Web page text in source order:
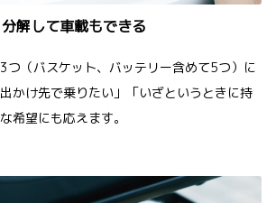
分解して車載もできる
つ（バスケット、バッテリー含めて5つ）に
かけ先で乗りたい」「いざというときに持
希望にも応えます。